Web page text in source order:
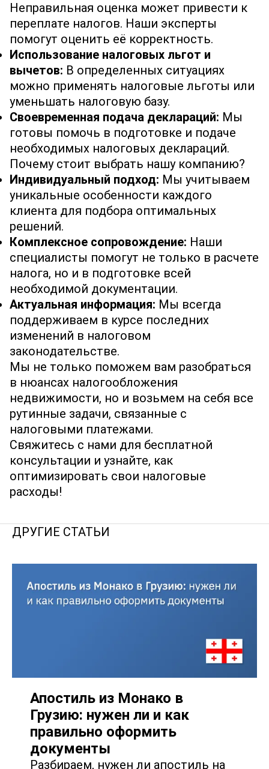
Неправильная оценка может привести к
переплате налогов. Наши эксперты
помогут оценить её корректность.
Использование налоговых льгот и
вычетов: В определенных ситуациях
можно применять налоговые льготы или
уменьшать налоговую базу.
Своевременная подача деклараций: Мы
готовы помочь в подготовке и подаче
необходимых налоговых деклараций.
Почему стоит выбрать нашу компанию?
Индивидуальный подход: Мы учитываем
уникальные особенности каждого
клиента для подбора оптимальных
решений.
Комплексное сопровождение: Наши
специалисты помогут не только в расчете
налога, но и в подготовке всей
необходимой документации.
Актуальная информация: Мы всегда
поддерживаем в курсе последних
изменений в налоговом
законодательстве.
Мы не только поможем вам разобраться
в нюансах налогообложения
недвижимости, но и возьмем на себя все
рутинные задачи, связанные с
налоговыми платежами.
Свяжитесь с нами для бесплатной
консультации и узнайте, как
оптимизировать свои налоговые
расходы!
ДРУГИЕ СТАТЬИ
Апостиль из Монако в
Грузию: нужен ли и как
правильно оформить
документы
Разбираем, нужен ли апостиль на